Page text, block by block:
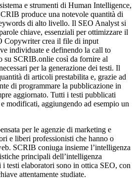
e strumenti di Human Intelligence,
produce una notevole quantità di
di alto livello. Il SEO Analyst si
chiave, essenziali per ottimizzare il
Copywriter crea il file di input
individuate e definendo la call to
su SCRIB.onlie così da fornire al
per la generazione dei testi. Il
di articoli prestabilita e, grazie ad
di programmare la pubblicazione in
aggiornato. Tutti i testi pubblicati
modificati, aggiungendo ad esempio un
per le agenzie di marketing e
e liberi professionisti che hanno o
SCRIB coniuga insieme l’intelligenza
principali dell’intelligenza
testi elaboratori sono in ottica SEO, con
attentamente studiate.